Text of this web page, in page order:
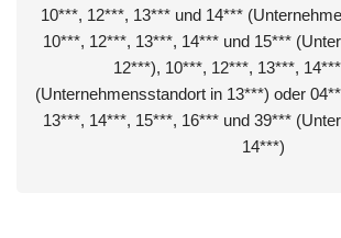
10***, 12***, 13*** und 14***
10***, 12***, 13***, 14*** und 15***
12***), 10***, 12***, 13***,
(Unternehmensstandort in 13***) oder
13***, 14***, 15***, 16*** und 39***
14***)